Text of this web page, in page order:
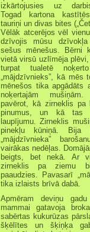
izkārtojusies uz
Togad kartona
tauriņi un divas bites
Vēlāk atcerējos vēl
dzīvojis mūsu dzīvokļa
sešus mēnešus. Bērni
vietā virsū uzlīmēja
turpat tualetē
„mājdzīvnieks”, kā mēs
mēnešos tika apgādāts
noķertajām
pavērot, kā zirneklis
pinumus, un kā tas
laupījumu. Zirneklis
pinekļu kūniņā. Bija
„mājdzīvnieka”
vairākas nedēļas.
beigts, bet nekā. Ar
zirneklis pa ziemu
paaudzies. Pavasarī
tika izlaists brīvā dabā.
Apmēram deviņu
mammai gatavoja
sabērtas kukurūzas
šķēlītes un šķiņķa